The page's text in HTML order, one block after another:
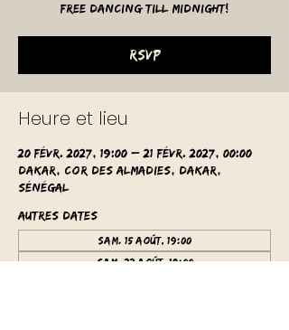
free dancing till midnight!
RSVP
Heure et lieu
20 févr. 2027, 19:00 – 21 févr. 2027, 00:00
Dakar, Cor des Almadies, Dakar,
Sénégal
Autres dates
sam. 15 août, 19:00
sam. 22 août, 19:00